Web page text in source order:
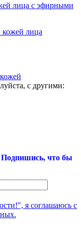
лица с эфирными
кожей лица
с другими:
Подпишись, что бы
я соглашаюсь с